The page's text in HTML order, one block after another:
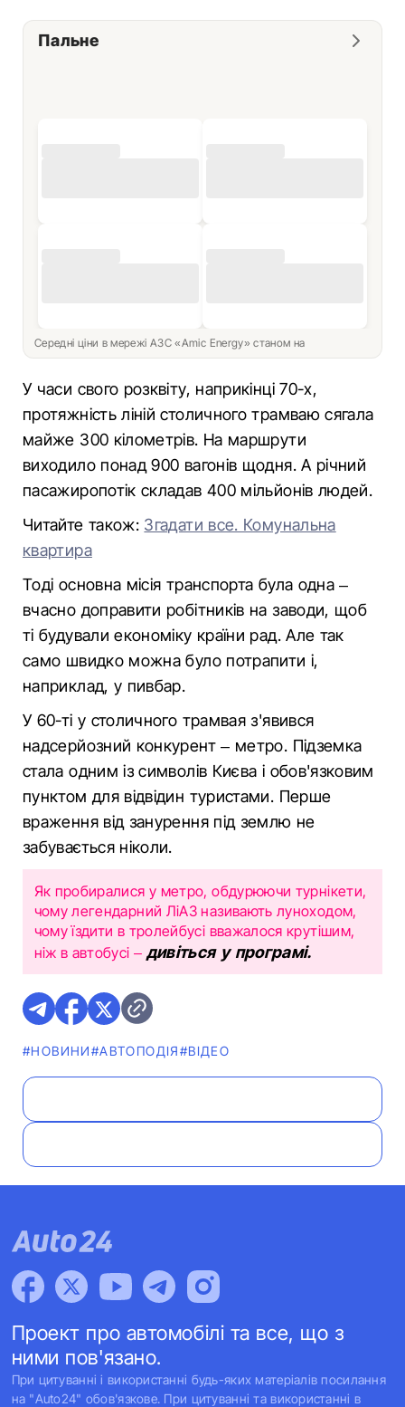
Пальне
Середні ціни в мережі АЗС «Amic Energy» станом на
У часи свого розквіту, наприкінці 70-х,
протяжність ліній столичного трамваю сягала
майже 300 кілометрів. На маршрути
виходило понад 900 вагонів щодня. А річний
пасажиропотік складав 400 мільйонів людей.
Читайте також: Згадати все. Комунальна
квартира
Тоді основна місія транспорта була одна –
вчасно доправити робітників на заводи, щоб
ті будували економіку країни рад. Але так
само швидко можна було потрапити і,
наприклад, у пивбар.
У 60-ті у столичного трамвая з'явився
надсерйозний конкурент – метро. Підземка
стала одним із символів Києва і обов'язковим
пунктом для відвідин туристами. Перше
враження від занурення під землю не
забувається ніколи.
Як пробиралися у метро, обдурюючи турнікети,
чому легендарний ЛіАЗ називають луноходом,
чому їздити в тролейбусі вважалося крутішим,
ніж в автобусі – дивіться у програмі.
#НОВИНИ#АВТОПОДІЯ#ВІДЕО
Проект про автомобілі та все, що з
ними пов'язано.
При цитуванні і використанні будь-яких матеріалів посилання
на "Auto24" обов'язкове. При цитуванні та використанні в